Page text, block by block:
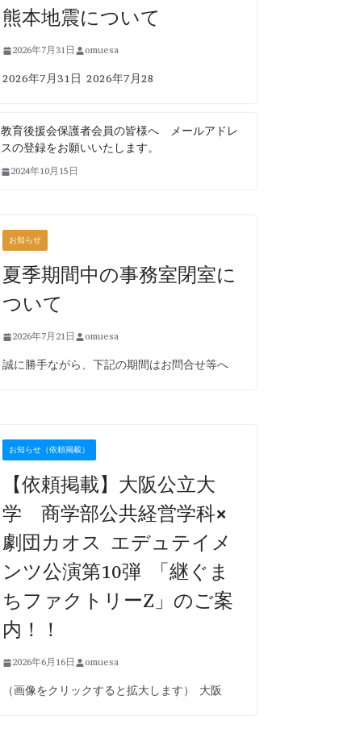
熊本地震について
2026年7月31日 omuesa
2026年7月31日 2026年7月28
教育後援会保護者会員の皆様へ メールアドレ
スの登録をお願いいたします。
2024年10月15日
お知らせ
夏季期間中の事務室閉室に
ついて
2026年7月21日 omuesa
誠に勝手ながら、下記の期間はお問合せ等へ
お知らせ（依頼掲載）
【依頼掲載】大阪公立大
学 商学部公共経営学科×
劇団カオス エデュテイメ
ンツ公演第10弾 「継ぐま
ちファクトリーZ」のご案
内！！
2026年6月16日 omuesa
（画像をクリックすると拡大します） 大阪